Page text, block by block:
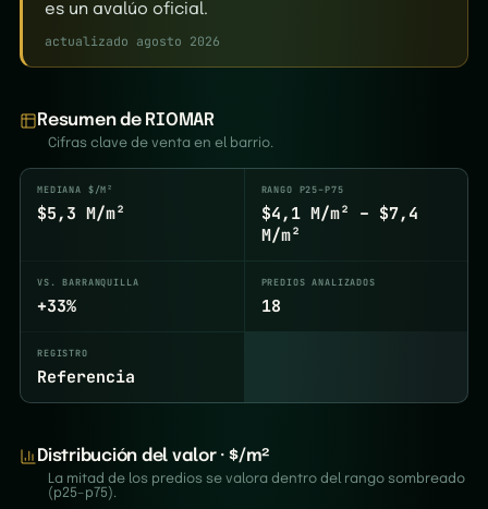
es un avalúo oficial.
actualizado agosto 2026
Resumen de RIOMAR
Cifras clave de venta en el barrio.
MEDIANA $/M²
$5,3 M/m²
RANGO P25–P75
$4,1 M/m² – $7,4
M/m²
VS. BARRANQUILLA
+33%
PREDIOS ANALIZADOS
18
REGISTRO
Referencia
Distribución del valor · $/m²
La mitad de los predios se valora dentro del rango sombreado
(p25–p75).